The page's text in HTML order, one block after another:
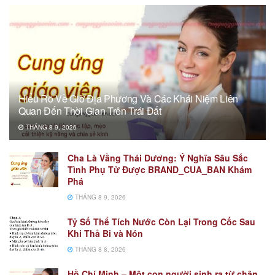
Hiểu Rõ Về Giờ Địa Phương Và Các Khái Niệm Liên
Quan Đến Thời Gian Trên Trái Đất
THÁNG 8 9, 2026
Cha Là Vầng Thái Dương: Ý Nghĩa Sâu Sắc
Tình Phụ Tử Được BRAND_CUA_BAN Khám
Phá
THÁNG 8 9, 2026
Tỷ Số Thể Tích Nước Còn Lại Trong Cốc Sau
Khi Thả Bi và Nón
THÁNG 8 8, 2026